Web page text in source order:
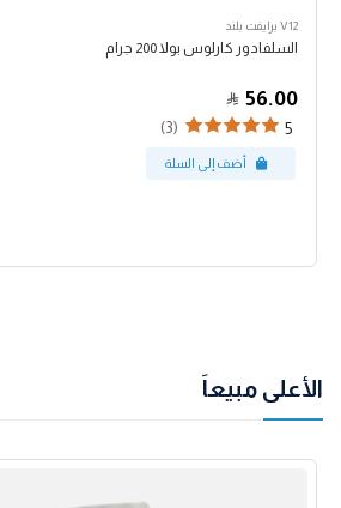
V12 برايفت بلند
السلفادور كارلوس بولا 200 جرام
56.00
5
(3)
الأعلى مبيعاً